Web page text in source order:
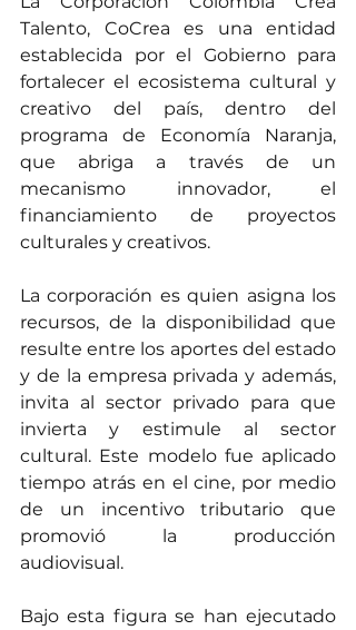
Talento, CoCrea es una entidad
establecida por el Gobierno para
fortalecer el ecosistema cultural y
creativo del país, dentro del
programa de Economía Naranja,
que abriga a través de un
mecanismo innovador, el
financiamiento de proyectos
culturales y creativos.
La corporación es quien asigna los
recursos, de la disponibilidad que
resulte entre los aportes del estado
y de la empresa privada y además,
invita al sector privado para que
invierta y estimule al sector
cultural. Este modelo fue aplicado
tiempo atrás en el cine, por medio
de un incentivo tributario que
promovió la producción
audiovisual.
Bajo esta figura se han ejecutado